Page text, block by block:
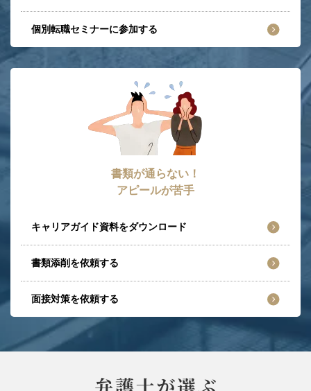
個別転職セミナーに参加する
書類が通らない！
アピールが苦手
キャリアガイド資料をダウンロード
書類添削を依頼する
面接対策を依頼する